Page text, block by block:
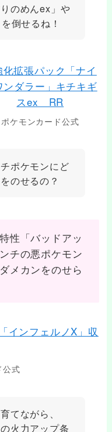
のめんex」や
倒せるね！
ポケモンカード公式
ポケモンにど
のせるの？
性「バッドアッ
チの悪ポケモン
メカンをのせら
公式
てながら、
火力アップ条